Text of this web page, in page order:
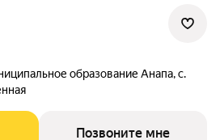
образование Анапа, с.
Позвоните мне